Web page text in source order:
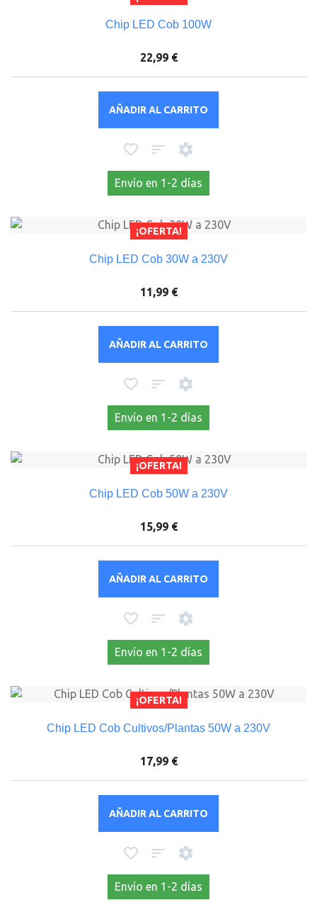
Chip LED Cob 100W
22,99 €
AÑADIR AL CARRITO
Envío en 1-2 días
¡OFERTA!
Chip LED Cob 30W a 230V
11,99 €
AÑADIR AL CARRITO
Envío en 1-2 días
¡OFERTA!
Chip LED Cob 50W a 230V
15,99 €
AÑADIR AL CARRITO
Envío en 1-2 días
¡OFERTA!
Chip LED Cob Cultivos/Plantas 50W a 230V
17,99 €
AÑADIR AL CARRITO
Envío en 1-2 días